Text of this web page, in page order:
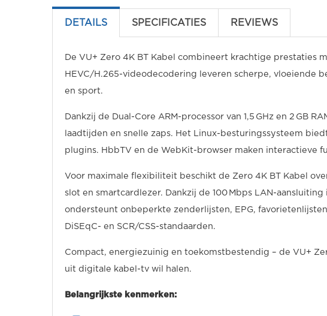
DETAILS SPECIFICATIES REVIEWS
De VU+ Zero 4K BT Kabel combineert krachtige prestaties
HEVC/H.265-videodecodering leveren scherpe, vloeiende
en sport.
Dankzij de Dual-Core ARM-processor van 1,5 GHz en 2 GB
laadtijden en snelle zaps. Het Linux-besturingssysteem
plugins. HbbTV en de WebKit-browser maken interactieve
Voor maximale flexibiliteit beschikt de Zero 4K BT Kabel
slot en smartcardlezer. Dankzij de 100 Mbps LAN-
ondersteunt onbeperkte zenderlijsten, EPG,
DiSEqC- en SCR/CSS-standaarden.
Compact, energiezuinig en toekomstbestendig – de VU+
uit digitale kabel-tv wil halen.
Belangrijkste kenmerken: